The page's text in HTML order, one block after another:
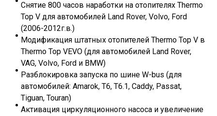
Снятие 800 часов наработки на отопителях Thermo
Top V для автомобилей Land Rover, Volvo, Ford
(2006-2012г.в.)
Модификация штатных отопителей Thermo Top V в
Thermo Top VEVO (для автомобилей Land Rover,
VAG, Volvo, Ford и BMW)
Разблокировка запуска по шине W-bus (для
автомобилей: Amarok, T6, T6.1, Caddy, Passat,
Tiguan, Touran)
Активация циркуляционного насоса и увеличение